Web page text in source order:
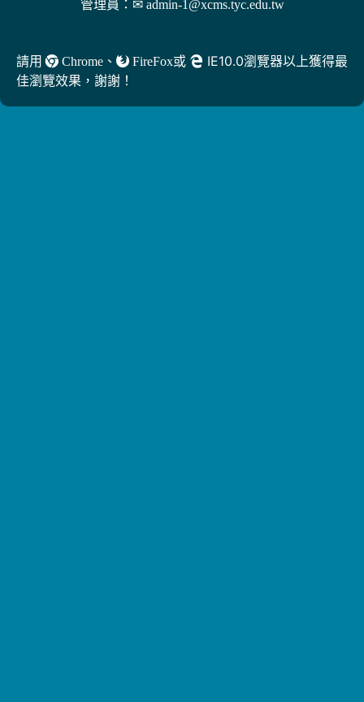
管理員： ✉ admin-1@xcms.tyc.edu.tw
請用 Chrome 、 FireFox或
IE10.0瀏覽器以上獲得最
佳瀏覽效果，謝謝！